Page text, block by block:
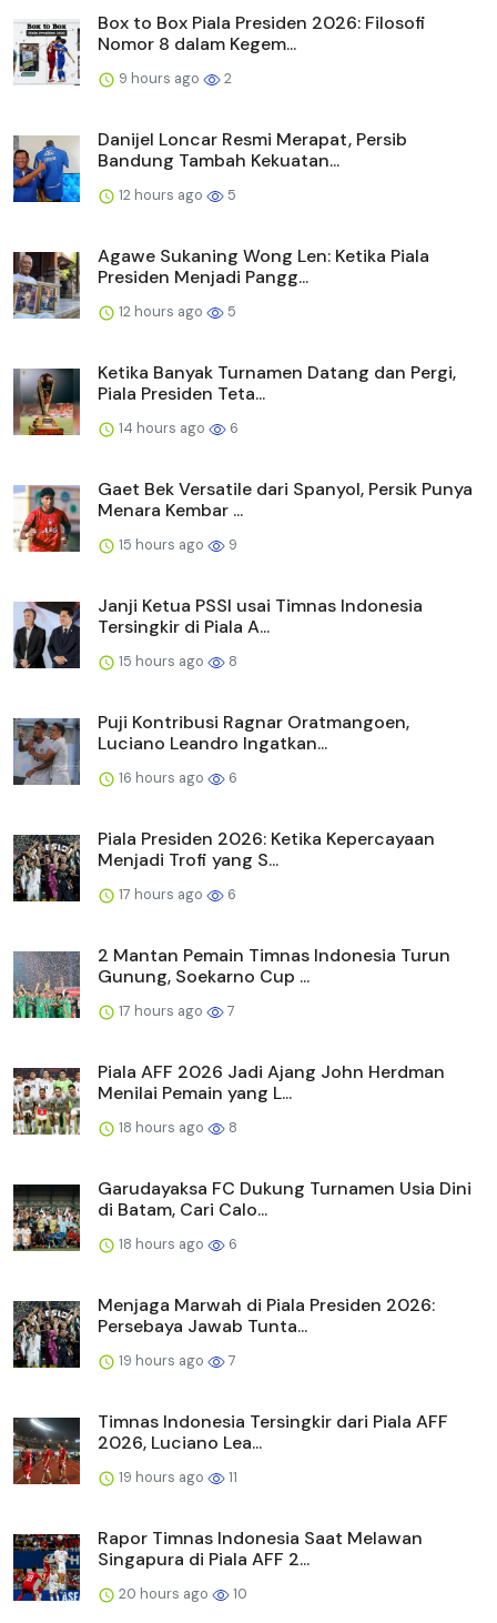
Box to Box Piala Presiden 2026: Filosofi
Nomor 8 dalam Kegem...
9 hours ago 2
Danijel Loncar Resmi Merapat, Persib
Bandung Tambah Kekuatan...
12 hours ago 5
Agawe Sukaning Wong Len: Ketika Piala
Presiden Menjadi Pangg...
12 hours ago 5
Ketika Banyak Turnamen Datang dan Pergi,
Piala Presiden Teta...
14 hours ago 6
Gaet Bek Versatile dari Spanyol, Persik Punya
Menara Kembar ...
15 hours ago 9
Janji Ketua PSSI usai Timnas Indonesia
Tersingkir di Piala A...
15 hours ago 8
Puji Kontribusi Ragnar Oratmangoen,
Luciano Leandro Ingatkan...
16 hours ago 6
Piala Presiden 2026: Ketika Kepercayaan
Menjadi Trofi yang S...
17 hours ago 6
2 Mantan Pemain Timnas Indonesia Turun
Gunung, Soekarno Cup ...
17 hours ago 7
Piala AFF 2026 Jadi Ajang John Herdman
Menilai Pemain yang L...
18 hours ago 8
Garudayaksa FC Dukung Turnamen Usia Dini
di Batam, Cari Calo...
18 hours ago 6
Menjaga Marwah di Piala Presiden 2026:
Persebaya Jawab Tunta...
19 hours ago 7
Timnas Indonesia Tersingkir dari Piala AFF
2026, Luciano Lea...
19 hours ago 11
Rapor Timnas Indonesia Saat Melawan
Singapura di Piala AFF 2...
20 hours ago 10